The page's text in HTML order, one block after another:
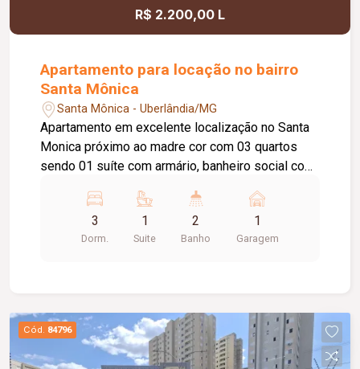
R$ 2.200,00 L
Apartamento para locação no bairro
Santa Mônica
Santa Mônica - Uberlândia/MG
Apartamento em excelente localização no Santa
Monica próximo ao madre cor com 03 quartos
sendo 01 suíte com armário, banheiro social com
estar com sacada, cozinha toda planejada com
armários, área de lavanderia com armário, 01 vaga
de garagem.
3
Dorm.
1
Suite
2
Banho
1
Garagem
Cód. 84796